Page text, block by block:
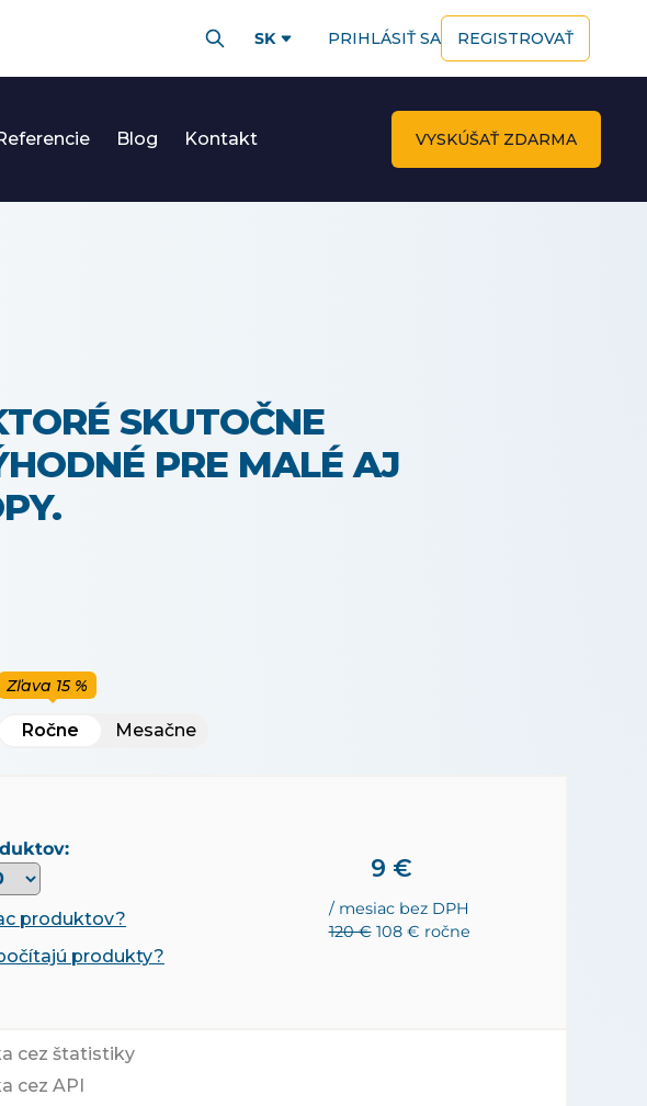
SK PRIHLÁSIŤ SA REGISTROVAŤ
VYSKÚŠAŤ ZDARMA
Blog Kontakt
SKUTOČNE
PRE MALÉ AJ
Zľava 15 %
Ročne Mesačne
Ročne
produktov?
produkty?
9 €
/ mesiac bez DPH
120 € 108 € ročne
cez štatistiky
cez API